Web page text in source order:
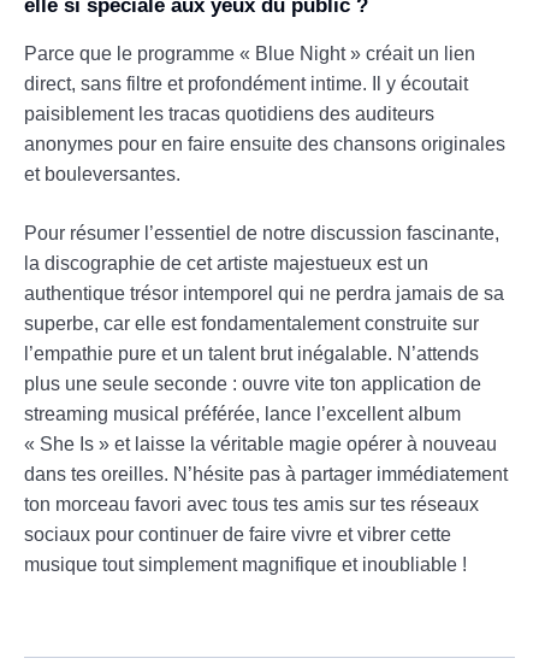
elle si spéciale aux yeux du public ?
Parce que le programme « Blue Night » créait un lien
direct, sans filtre et profondément intime. Il y écoutait
paisiblement les tracas quotidiens des auditeurs
anonymes pour en faire ensuite des chansons originales
et bouleversantes.
Pour résumer l’essentiel de notre discussion fascinante,
la discographie de cet artiste majestueux est un
authentique trésor intemporel qui ne perdra jamais de sa
superbe, car elle est fondamentalement construite sur
l’empathie pure et un talent brut inégalable. N’attends
plus une seule seconde : ouvre vite ton application de
streaming musical préférée, lance l’excellent album
« She Is » et laisse la véritable magie opérer à nouveau
dans tes oreilles. N’hésite pas à partager immédiatement
ton morceau favori avec tous tes amis sur tes réseaux
sociaux pour continuer de faire vivre et vibrer cette
musique tout simplement magnifique et inoubliable !